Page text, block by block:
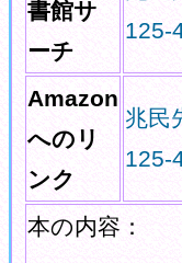
書館サ
ーチ
125-
Amazon
へのリ
ンク
兆民
125-
本の内容：